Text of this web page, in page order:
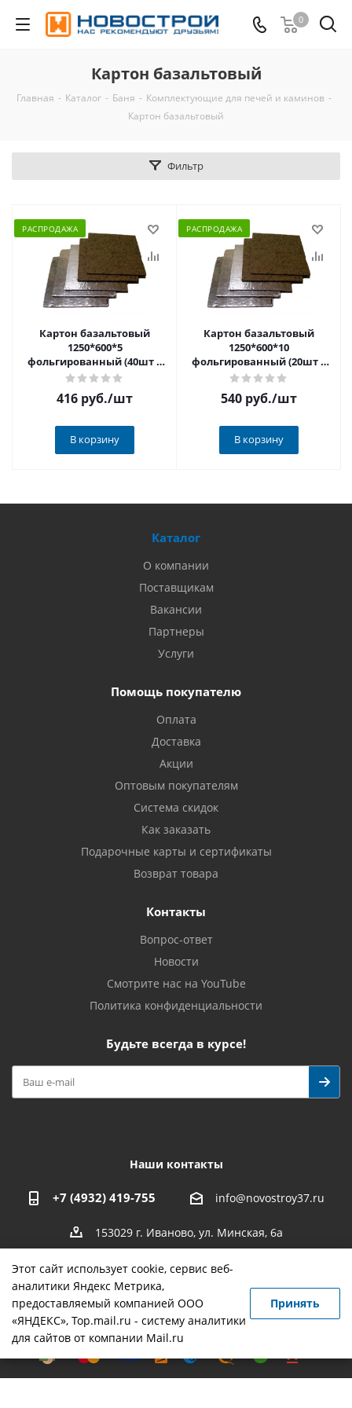
0
Картон базальтовый
Главная - Каталог - Баня - Комплектующие для печей и каминов -
Картон базальтовый
Фильтр
РАСПРОДАЖА
Картон базальтовый
1250*600*5
фольгированный (40шт в
уп), лист
416 руб./шт
В корзину
РАСПРОДАЖА
Картон базальтовый
1250*600*10
фольгированный (20шт в
уп), лист
540 руб./шт
В корзину
Каталог
О компании
Поставщикам
Вакансии
Партнеры
Услуги
Помощь покупателю
Оплата
Доставка
Акции
Оптовым покупателям
Система скидок
Как заказать
Подарочные карты и сертификаты
Возврат товара
Контакты
Вопрос-ответ
Новости
Смотрите нас на YouTube
Политика конфиденциальности
Будьте всегда в курсе!
Наши контакты
+7 (4932) 419-755 info@novostroy37.ru
153029 г. Иваново, ул. Минская, 6а
-разработка,продвижение сайта,реклама
Этот сайт использует cookie, сервис веб-
аналитики Яндекс Метрика,
предоставляемый компанией ООО
«ЯНДЕКС», Top.mail.ru - систему аналитики
для сайтов от компании Mail.ru
Принять